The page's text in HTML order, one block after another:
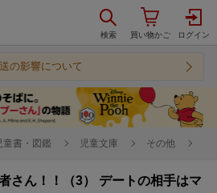
の影響について
童書・図鑑 児童文庫 その他
さん！！（3） デートの相手はマ